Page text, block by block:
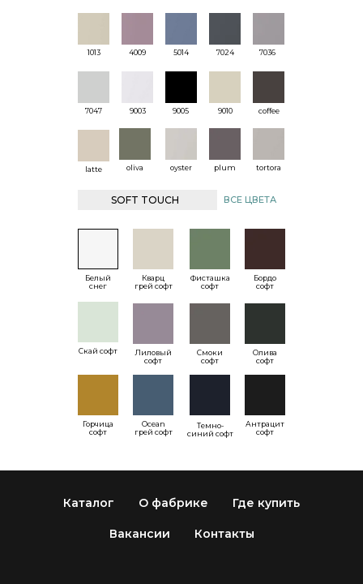
Бордо
софт
Фисташка
софт
Горчица
софт
SOFT TOUCH
Белый
снег
Скай софт
Кварц
грей софт
Лиловый
софт
Смоки
софт
Ocean
грей софт
Темно-
синий софт
Олива
софт
Антрацит
софт
ВСЕ ЦВЕТА
oliva
9003
4009 5014 7024
1013 7036
7047
oyster plum tortora
9005 9010 coffee
latte
Каталог О фабрике Где купить
Вакансии Контакты